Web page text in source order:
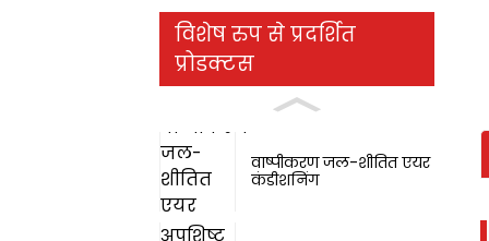
विशेष रुप से प्रदर्शित
प्रोडक्टस
वाष्पीकरण जल-शीतित एयर
कंडीशनिंग